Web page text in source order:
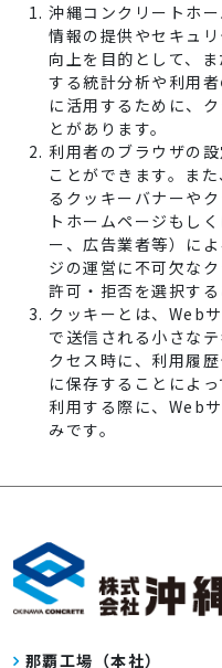
沖縄コンクリートホ
情報の提供やセキュ
向上を目的として、
する統計分析や利用
に活用するために、
とがあります。
利用者のブラウザの
ことができます。ま
るクッキーバナーや
トホームページもし
ー、広告業者等）に
ジの運営に不可欠な
許可・拒否を選択する
クッキーとは、Web
で送信される小さな
クセス時に、利用履
に保存することによ
利用する際に、Web
みです。
那覇工場（本社）